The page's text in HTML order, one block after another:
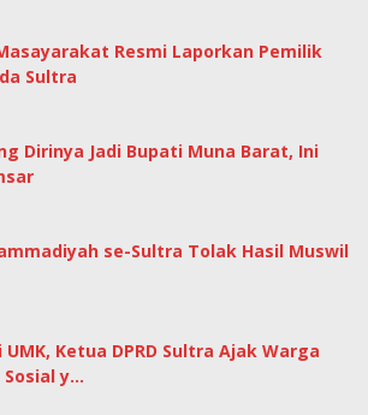
Resmi Laporkan Pemilik
Sultra
Dirinya Jadi Bupati Muna Barat, Ini
se-Sultra Tolak Hasil Muswil
Ketua DPRD Sultra Ajak Warga
y…